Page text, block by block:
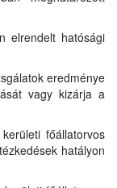
elrendelt hatósági
eredménye
vagy kizárja a
főállatorvos
hatályon